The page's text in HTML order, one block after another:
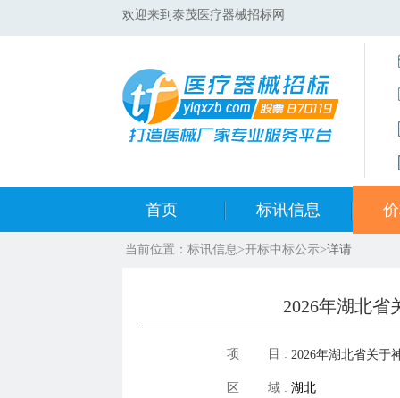
欢迎来到泰茂医疗器械招标网
首页 标讯信息
集采标讯动态
集采标讯项目
医院标讯动态
开
目
当前位置： 标讯信息>开标中标公示>详请
2026年湖北省
项 目 : 2026年湖北省关于
接续采购中选结果
区 域 : 湖北